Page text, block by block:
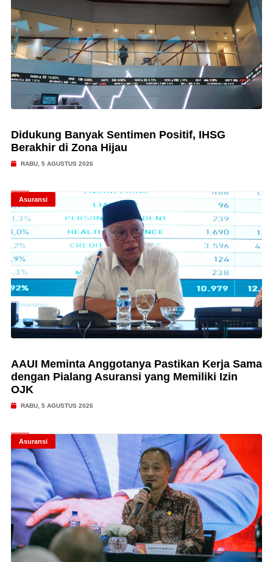
Didukung Banyak Sentimen Positif, IHSG
Berakhir di Zona Hijau
RABU, 5 AGUSTUS 2026
Asuransi
AAUI Meminta Anggotanya Pastikan Kerja Sama
dengan Pialang Asuransi yang Memiliki Izin
OJK
RABU, 5 AGUSTUS 2026
Asuransi